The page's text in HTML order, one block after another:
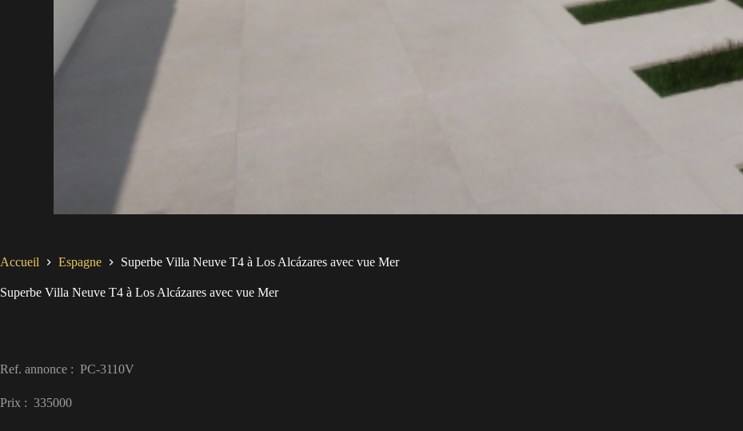
Accueil Espagne Superbe Villa Neuve T4 à Los Alcázares avec vue Mer
Superbe Villa Neuve T4 à Los Alcázares avec vue Mer
Ref. annonce : PC-3110V
Prix : 335000